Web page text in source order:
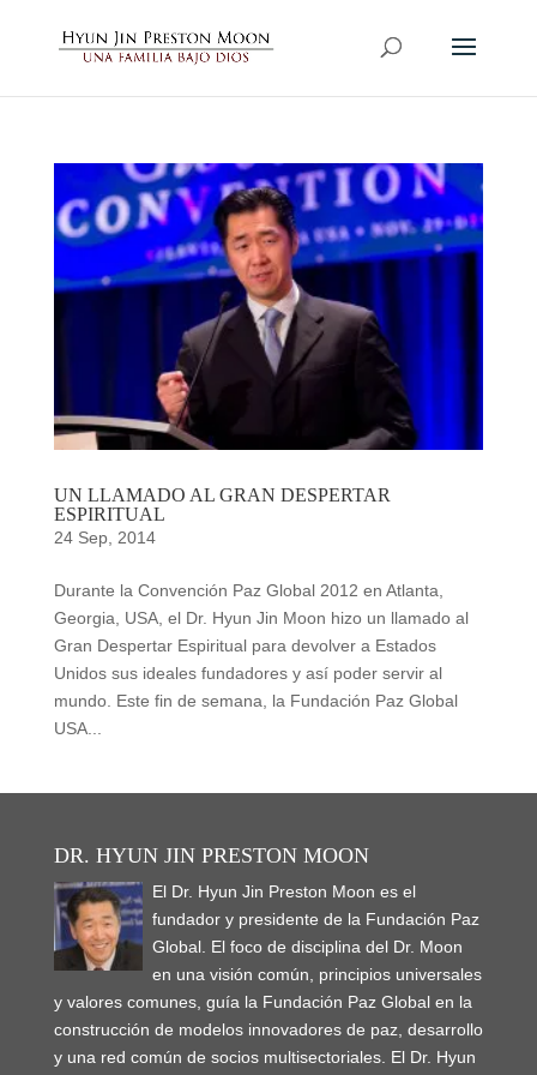
UN LLAMADO AL GRAN DESPERTAR
ESPIRITUAL
24 Sep, 2014
Durante la Convención Paz Global 2012 en Atlanta,
Georgia, USA, el Dr. Hyun Jin Moon hizo un llamado al
Gran Despertar Espiritual para devolver a Estados
Unidos sus ideales fundadores y así poder servir al
mundo. Este fin de semana, la Fundación Paz Global
USA...
DR. HYUN JIN PRESTON MOON
El Dr. Hyun Jin Preston Moon es el
fundador y presidente de la Fundación Paz
Global. El foco de disciplina del Dr. Moon
en una visión común, principios universales
y valores comunes, guía la Fundación Paz Global en la
construcción de modelos innovadores de paz, desarrollo
y una red común de socios multisectoriales. El Dr. Hyun